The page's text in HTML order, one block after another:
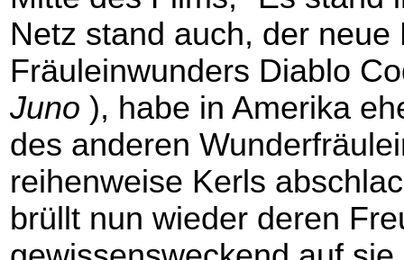
Netz stand auch, der neue
Fräuleinwunders Diablo
Juno ), habe in Amerika
des anderen
reihenweise Kerls
brüllt nun wieder deren